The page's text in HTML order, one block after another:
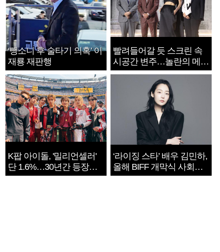
‘뺑소니 후 술타기 의혹’ 이
재룡 재판행
빨려들어갈 듯 스크린 속
시공간 변주…놀란의 메시
지는 ‘전쟁 속죄’
K팝 아이돌, '밀리언셀러'
단 1.6%…30년간 등장
1182개팀 전수조사
‘라이징 스타’ 배우 김민하,
올해 BIFF 개막식 사회자
확정